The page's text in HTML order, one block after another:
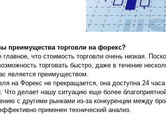
преимущества торговли на форекс?
главное, что стоимость торговли очень низкая.
торговать быстро, даже в течение
является преимуществом.
на Форекс не прекращается, она доступна 24
Что делает нашу ситуацию еще более
с другими рынками из-за конкуренции между
применен технический анализ.